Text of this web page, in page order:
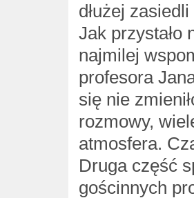
dłużej
Jak przystało
najmilej
profesora
się nie
rozmowy,
atmosfera.
Druga część
gościnnych